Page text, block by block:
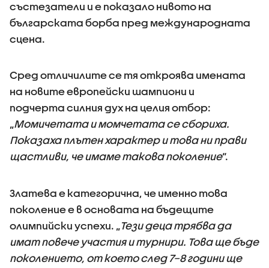
състезатели и е показало нивото на
българската борба пред международната
сцена.
Сред отличилите се тя откроява имената
на новите европейски шампиони и
подчерта силния дух на целия отбор:
„Момичетата и момчетата се сбориха.
Показаха плътен характер и това ни прави
щастливи, че имаме такова поколение“.
Златева е категорична, че именно това
поколение е в основата на бъдещите
олимпийски успехи. „Тези деца трябва да
имат повече участия и турнири. Това ще бъде
поколението, от което след 7–8 години ще